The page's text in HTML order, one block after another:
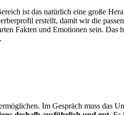
ist das natürlich eine große
erstellt, damit wir die
Fakten und Emotionen sein. Das
Im Gespräch muss das